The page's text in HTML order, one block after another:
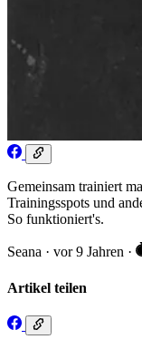
Gemeinsam trainiert
Trainingsspots und
So funktioniert's.
Seana · vor 9 Jahren ·
Artikel teilen